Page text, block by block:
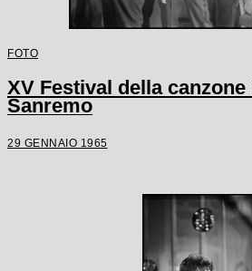
FOTO
XV Festival della
Sanremo
29 GENNAIO 1965